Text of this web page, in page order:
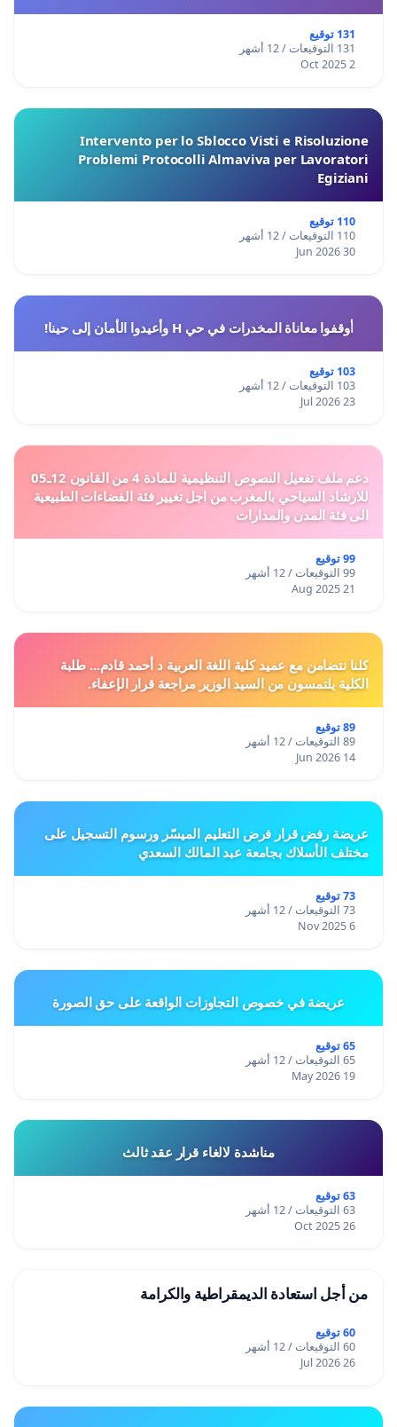
131 توقيع
131 التوقيعات / 12 أشهر
2 Oct 2025
Intervento per lo Sblocco Visti e Risoluzione
Problemi Protocolli Almaviva per Lavoratori
Egiziani
110 توقيع
110 التوقيعات / 12 أشهر
30 Jun 2026
أوقفوا معاناة المخدرات في حي H وأعيدوا الأمان إلى حينا!
103 توقيع
103 التوقيعات / 12 أشهر
23 Jul 2026
دعم ملف تفعيل النصوص التنظيمية للمادة 4 من القانون 12ـ05
للارشاد السياحي بالمغرب من اجل تغيير فئة الفضاءات الطبيعية
الى فئة المدن والمدارات
99 توقيع
99 التوقيعات / 12 أشهر
21 Aug 2025
كلنا نتضامن مع عميد كلية اللغة العربية د أحمد قادم... طلبة
الكلية يلتمسون من السيد الوزير مراجعة قرار الإعفاء.
89 توقيع
89 التوقيعات / 12 أشهر
14 Jun 2026
عريضة رفض قرار فرض التعليم الميسّر ورسوم التسجيل على
مختلف الأسلاك بجامعة عبد المالك السعدي
73 توقيع
73 التوقيعات / 12 أشهر
6 Nov 2025
عريضة في خصوص التجاوزات الواقعة على حق الصورة
65 توقيع
65 التوقيعات / 12 أشهر
19 May 2026
مناشدة لالغاء قرار عقد ثالث
63 توقيع
63 التوقيعات / 12 أشهر
26 Oct 2025
من أجل استعادة الديمقراطية والكرامة
60 توقيع
60 التوقيعات / 12 أشهر
26 Jul 2026